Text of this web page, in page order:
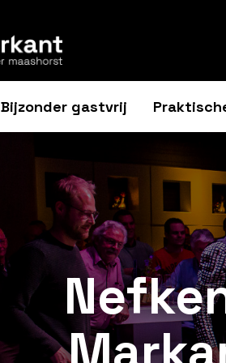
Bijzonder gastvrij